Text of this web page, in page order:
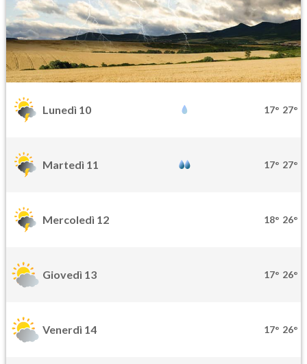
Lunedì 10 17° 27°
Martedì 11 17° 27°
Mercoledì 12 18° 26°
Giovedì 13 17° 26°
Venerdì 14 17° 26°